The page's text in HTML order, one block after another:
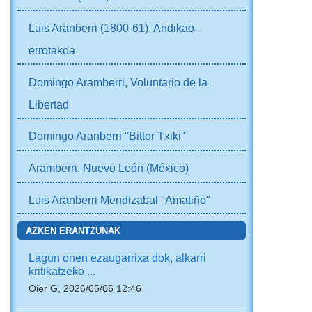
Luis Aranberri (1800-61), Andikao-
errotakoa
Domingo Aramberri, Voluntario de la
Libertad
Domingo Aranberri "Bittor Txiki"
Aramberri. Nuevo León (México)
Luis Aranberri Mendizabal "Amatiño"
AZKEN ERANTZUNAK
Lagun onen ezaugarrixa dok, alkarri
kritikatzeko ...
Oier G, 2026/05/06 12:46